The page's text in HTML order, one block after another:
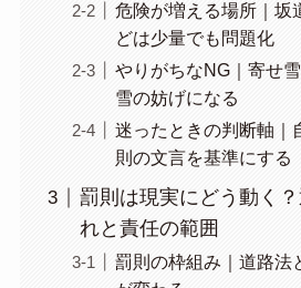
危険が増える場所｜坂
どは少量でも問題化
やりがちなNG｜寄せ
雪の妨げになる
迷ったときの判断軸｜
則の文言を基準にする
罰則は現実にどう動く
れと責任の範囲
罰則の枠組み｜道路法